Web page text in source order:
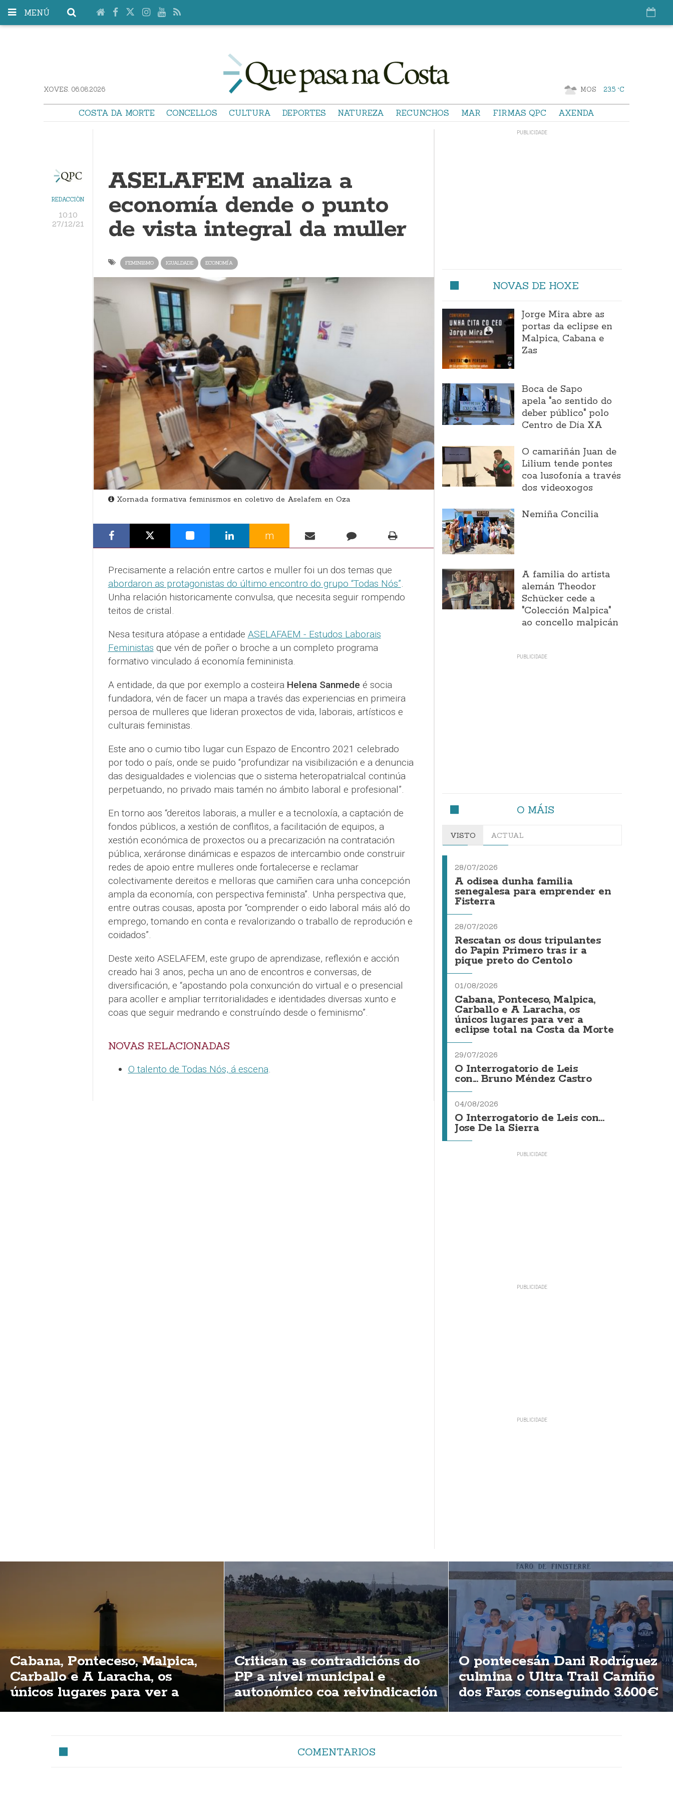
MENÚ
XOVES. 06.08.2026 MOS 23.5 °C
COSTA DA MORTE CONCELLOS CULTURA DEPORTES NATUREZA RECUNCHOS MAR FIRMAS QPC AXENDA
REDACCIÓN
10:10
27/12/21
ASELAFEM analiza a
economía dende o punto
de vista integral da muller
FEMINISMO IGUALDADE ECONOMÍA
Xornada formativa feminismos en coletivo de Aselafem en Oza
m
Precisamente a relación entre cartos e muller foi un dos temas que
abordaron as protagonistas do último encontro do grupo “Todas Nós”.
Unha relación historicamente convulsa, que necesita seguir rompendo
teitos de cristal.
Nesa tesitura atópase a entidade ASELAFAEM - Estudos Laborais
Feministas que vén de poñer o broche a un completo programa
formativo vinculado á economía femininista.
A entidade, da que por exemplo a costeira Helena Sanmede é socia
fundadora, vén de facer un mapa a través das experiencias en primeira
persoa de mulleres que lideran proxectos de vida, laborais, artísticos e
culturais feministas.
Este ano o cumio tibo lugar cun Espazo de Encontro 2021 celebrado
por todo o país, onde se puido “profundizar na visibilización e a denuncia
das desigualdades e violencias que o sistema heteropatrialcal continúa
perpetuando, no privado mais tamén no ámbito laboral e profesional”.
En torno aos “dereitos laborais, a muller e a tecnoloxía, a captación de
fondos públicos, a xestión de conflitos, a facilitación de equipos, a
xestión económica de proxectos ou a precarización na contratación
pública, xeráronse dinámicas e espazos de intercambio onde construir
redes de apoio entre mulleres onde fortalecerse e reclamar
colectivamente dereitos e melloras que camiñen cara unha concepción
ampla da economía, con perspectiva feminista”. Unha perspectiva que,
entre outras cousas, aposta por “comprender o eido laboral máis aló do
emprego, tomando en conta e revalorizando o traballo de reprodución e
coidados”.
Deste xeito ASELAFEM, este grupo de aprendizase, reflexión e acción
creado hai 3 anos, pecha un ano de encontros e conversas, de
diversificación, e “apostando pola conxunción do virtual e o presencial
para acoller e ampliar territorialidades e identidades diversas xunto e
coas que seguir medrando e construíndo desde o feminismo”.
NOVAS RELACIONADAS
O talento de Todas Nós, á escena.
NOVAS DE HOXE
Jorge Mira abre as
portas da eclipse en
Malpica, Cabana e
Zas
Boca de Sapo
apela "ao sentido do
deber público" polo
Centro de Día XA
O camariñán Juan de
Lilium tende pontes
coa lusofonía a través
dos videoxogos
Nemiña Concilia
A familia do artista
alemán Theodor
Schücker cede a
"Colección Malpica"
ao concello malpicán
O MÁIS
VISTO ACTUAL
28/07/2026
A odisea dunha familia
senegalesa para emprender en
Fisterra
28/07/2026
Rescatan os dous tripulantes
do Papin Primero tras ir a
pique preto do Centolo
01/08/2026
Cabana, Ponteceso, Malpica,
Carballo e A Laracha, os
únicos lugares para ver a
eclipse total na Costa da Morte
29/07/2026
O Interrogatorio de Leis
con... Bruno Méndez Castro
04/08/2026
O Interrogatorio de Leis con...
Jose De la Sierra
Cabana, Ponteceso, Malpica,
Carballo e A Laracha, os
únicos lugares para ver a
eclipse total na Costa da
Critican as contradicións do
PP a nivel municipal e
autonómico coa reivindicación
de elimininación das peaxes
O pontecesán Dani Rodríguez
culmina o Ultra Trail Camiño
dos Faros conseguindo 3.600€
para ASFEGA
COMENTARIOS